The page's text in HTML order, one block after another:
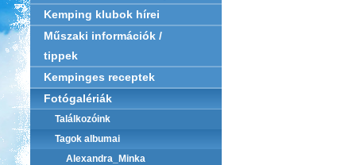
Kemping klubok hírei
Műszaki információk /
tippek
Kempinges receptek
Fotógalériák
Találkozóink
Tagok albumai
Alexandra_Minka